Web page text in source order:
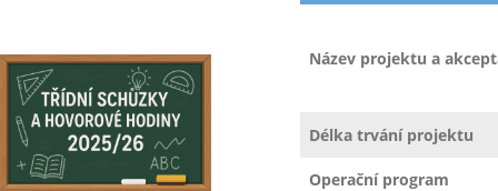
Název projektu a
Délka trvání projektu
Operační program